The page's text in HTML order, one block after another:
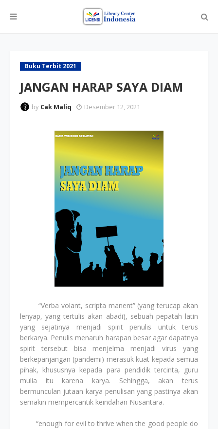
Buku Terbit 2021
JANGAN HARAP SAYA DIAM
by Cak Maliq Desember 12, 2021
“Verba volant, scripta manent” (yang terucap akan
lenyap, yang tertulis akan abadi), sebuah pepatah latin
yang sejatinya menjadi spirit penulis untuk terus
berkarya. Penulis menaruh harapan besar agar dapatnya
spirit tersebut bisa menjelma menjadi virus yang
berkepanjangan (pandemi) merasuk kuat kepada semua
pihak, khususnya kepada para pendidik tercinta, guru
mulia itu karena karya. Sehingga, akan terus
bermunculan jutaan karya penulisan yang pastinya akan
semakin mempercantik keindahan Nusantara.
“enough for evil to thrive when the good people do